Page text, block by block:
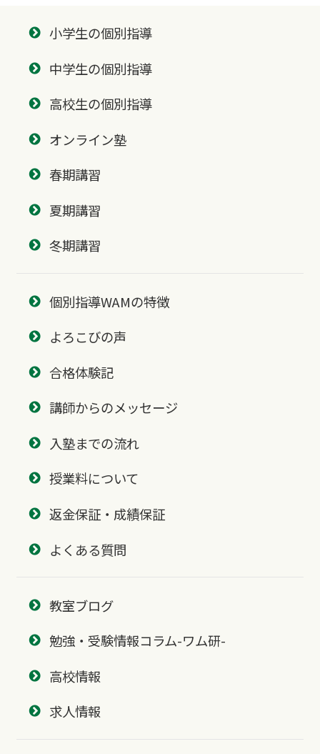
小学生の個別指導
中学生の個別指導
高校生の個別指導
オンライン塾
春期講習
夏期講習
冬期講習
個別指導WAMの特徴
よろこびの声
合格体験記
講師からのメッセージ
入塾までの流れ
授業料について
返金保証・成績保証
よくある質問
教室ブログ
勉強・受験情報コラム-ワム研-
高校情報
求人情報